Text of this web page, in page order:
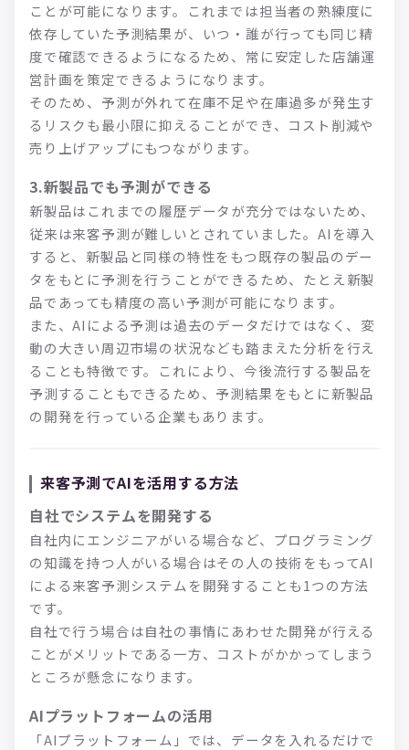
ことが可能になります。これまでは担当者の熟練度に
依存していた予測結果が、いつ・誰が行っても同じ精
度で確認できるようになるため、常に安定した店舗運
営計画を策定できるようになります。
そのため、予測が外れて在庫不足や在庫過多が発生す
るリスクも最小限に抑えることができ、コスト削減や
売り上げアップにもつながります。
3.新製品でも予測ができる
新製品はこれまでの履歴データが充分ではないため、
従来は来客予測が難しいとされていました。AIを導入
すると、新製品と同様の特性をもつ既存の製品のデー
タをもとに予測を行うことができるため、たとえ新製
品であっても精度の高い予測が可能になります。
また、AIによる予測は過去のデータだけではなく、変
動の大きい周辺市場の状況なども踏まえた分析を行え
ることも特徴です。これにより、今後流行する製品を
予測することもできるため、予測結果をもとに新製品
の開発を行っている企業もあります。
来客予測でAIを活用する方法
自社でシステムを開発する
自社内にエンジニアがいる場合など、プログラミング
の知識を持つ人がいる場合はその人の技術をもってAI
による来客予測システムを開発することも1つの方法
です。
自社で行う場合は自社の事情にあわせた開発が行える
ことがメリットである一方、コストがかかってしまう
ところが懸念になります。
AIプラットフォームの活用
「AIプラットフォーム」では、データを入れるだけで